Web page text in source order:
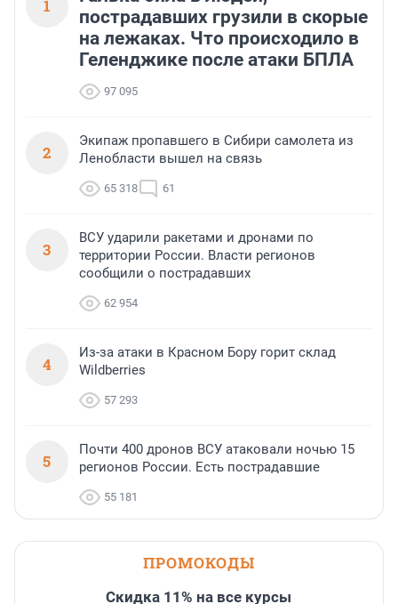
1
пострадавших грузили в скорые
на лежаках. Что происходило в
Геленджике после атаки БПЛА
97 095
2
Экипаж пропавшего в Сибири самолета из
Ленобласти вышел на связь
65 318 61
3
ВСУ ударили ракетами и дронами по
территории России. Власти регионов
сообщили о пострадавших
62 954
4
Из-за атаки в Красном Бору горит склад
Wildberries
57 293
5
Почти 400 дронов ВСУ атаковали ночью 15
регионов России. Есть пострадавшие
55 181
ПРОМОКОДЫ
Скидка 11% на все курсы